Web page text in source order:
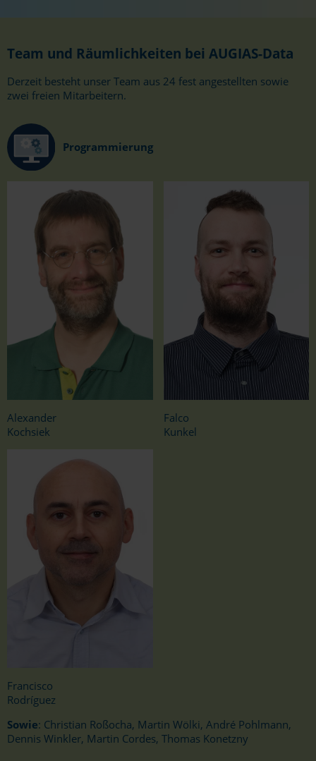
Team und Räumlichkeiten bei AUGIAS-Data
Derzeit besteht unser Team aus 24 fest angestellten sowie
zwei freien Mitarbeitern.
Programmierung
Alexander
Kochsiek
Falco
Kunkel
Francisco
Rodríguez
Sowie: Christian Roßocha, Martin Wölki, André Pohlmann,
Dennis Winkler, Martin Cordes, Thomas Konetzny